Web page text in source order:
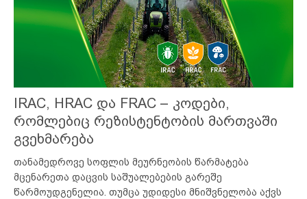
IRAC, HRAC და FRAC – კოდები,
რომლებიც რეზისტენტობის მართვაში
გვეხმარება
თანამედროვე სოფლის მეურნეობის წარმატება
მცენარეთა დაცვის საშუალებების გარეშე
წარმოუდგენელია. თუმცა უდიდესი მნიშვნელობა აქვს